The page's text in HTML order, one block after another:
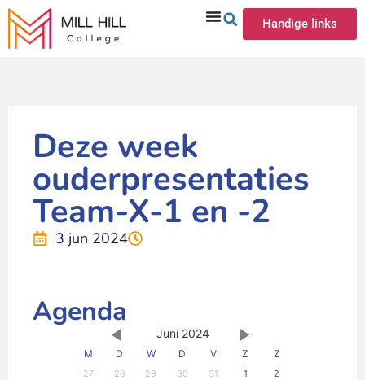
Handige links
Deze week
ouderpresentaties
Team-X-1 en -2
3 jun 2024
Agenda
Juni 2024
M D W D V Z Z
27 28 29 30 31 1 2